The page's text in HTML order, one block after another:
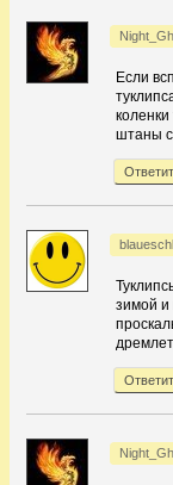
Если
штаны
зимой и